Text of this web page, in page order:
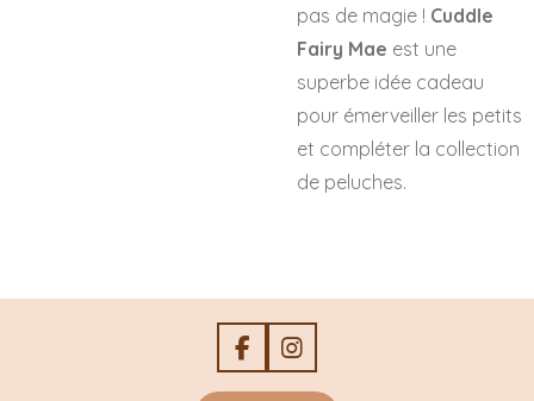
pas de magie ! Cuddle
Fairy Mae est une
superbe idée cadeau
pour émerveiller les petits
et compléter la collection
de peluches.
F
a
I
n